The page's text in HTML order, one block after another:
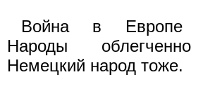
Война в Европе
Народы облегченно
Немецкий народ тоже.